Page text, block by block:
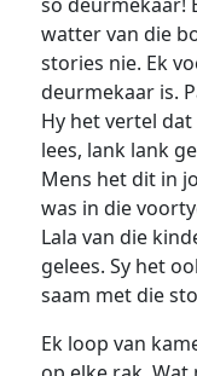
so deurmekaar!
watter van die
stories nie. Ek
deurmekaar is.
Hy het vertel
lees, lank lank
Mens het dit in
was in die
Lala van die
gelees. Sy het
saam met die
Ek loop van